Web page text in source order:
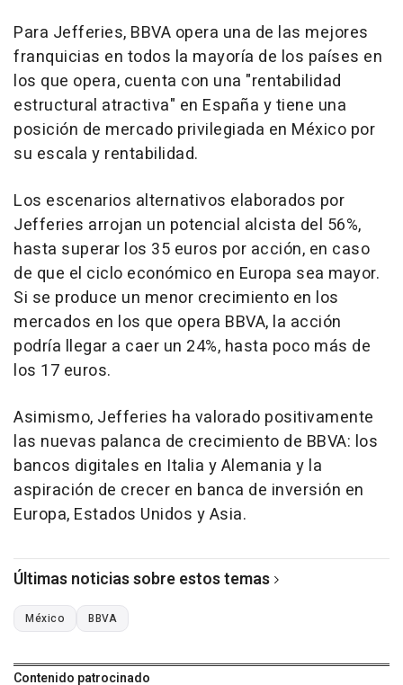
Para Jefferies, BBVA opera una de las mejores
franquicias en todos la mayoría de los países en
los que opera, cuenta con una "rentabilidad
estructural atractiva" en España y tiene una
posición de mercado privilegiada en México por
su escala y rentabilidad.
Los escenarios alternativos elaborados por
Jefferies arrojan un potencial alcista del 56%,
hasta superar los 35 euros por acción, en caso
de que el ciclo económico en Europa sea mayor.
Si se produce un menor crecimiento en los
mercados en los que opera BBVA, la acción
podría llegar a caer un 24%, hasta poco más de
los 17 euros.
Asimismo, Jefferies ha valorado positivamente
las nuevas palanca de crecimiento de BBVA: los
bancos digitales en Italia y Alemania y la
aspiración de crecer en banca de inversión en
Europa, Estados Unidos y Asia.
Últimas noticias sobre estos temas
México BBVA
Contenido patrocinado